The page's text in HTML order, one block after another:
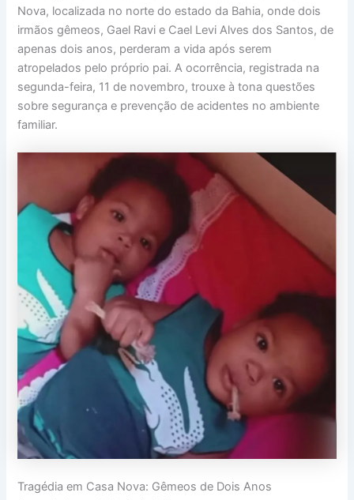
Nova, localizada no norte do estado da Bahia, onde dois
irmãos gêmeos, Gael Ravi e Cael Levi Alves dos Santos, de
apenas dois anos, perderam a vida após serem
atropelados pelo próprio pai. A ocorrência, registrada na
segunda-feira, 11 de novembro, trouxe à tona questões
sobre segurança e prevenção de acidentes no ambiente
familiar.
Tragédia em Casa Nova: Gêmeos de Dois Anos